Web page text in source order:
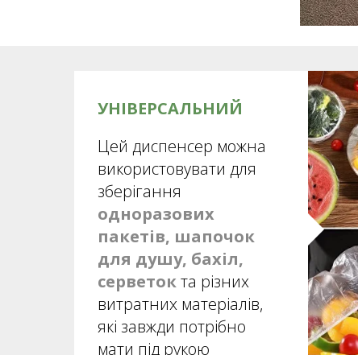
УНІВЕРСАЛЬНИЙ
Цей диспенсер можна
використовувати для
зберігання
одноразових
пакетів, шапочок
для душу, бахіл,
серветокта різних
витратних матеріалів,
які завжди потрібно
мати під рукою